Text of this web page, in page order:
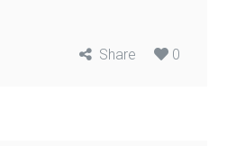
Share 0